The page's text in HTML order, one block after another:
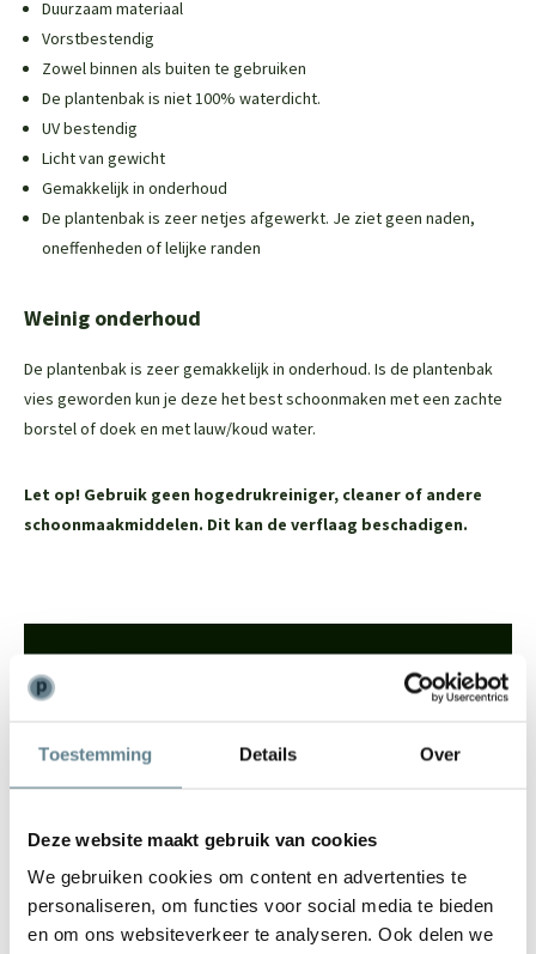
Toestemming Details Over
Deze website maakt gebruik van cookies
We gebruiken cookies om content en advertenties te
personaliseren, om functies voor social media te bieden
en om ons websiteverkeer te analyseren. Ook delen we
Duurzaam materiaal
Vorstbestendig
Zowel binnen als buiten te gebruiken
De plantenbak is niet 100% waterdicht.
UV bestendig
Licht van gewicht
Gemakkelijk in onderhoud
De plantenbak is zeer netjes afgewerkt. Je ziet geen naden,
oneffenheden of lelijke randen
Weinig onderhoud
De plantenbak is zeer gemakkelijk in onderhoud. Is de plantenbak
vies geworden kun je deze het best schoonmaken met een zachte
borstel of doek en met lauw/koud water.
Let op! Gebruik geen hogedrukreiniger, cleaner of andere
schoonmaakmiddelen. Dit kan de verflaag beschadigen.
Wil je advies of heb je een vraag? Neem contact op met ons
Start chat
Bel0344-228104
Mailinfo@polyesterplantenbakken.nl
Whatsapp0344-228104